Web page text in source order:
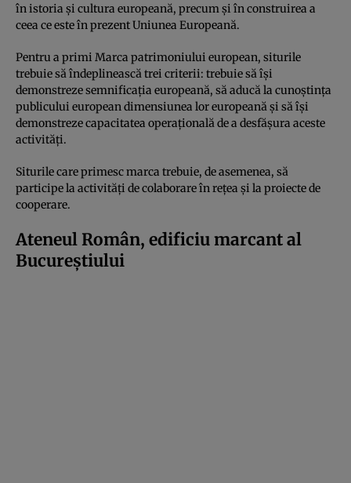
în istoria și cultura europeană, precum și în construirea a
ceea ce este în prezent Uniunea Europeană.
Pentru a primi Marca patrimoniului european, siturile
trebuie să îndeplinească trei criterii: trebuie să își
demonstreze semnificația europeană, să aducă la cunoștința
publicului european dimensiunea lor europeană și să își
demonstreze capacitatea operațională de a desfășura aceste
activități.
Siturile care primesc marca trebuie, de asemenea, să
participe la activități de colaborare în rețea și la proiecte de
cooperare.
Ateneul Român, edificiu marcant al
Bucureștiului